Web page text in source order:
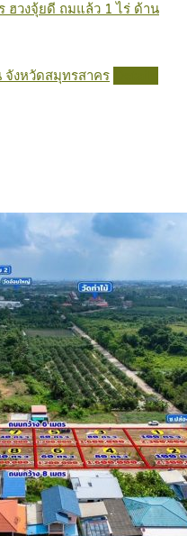
วงจุ้ยดี ถมแล้ว 1 ไร่ ด้าน
จังหวัดสมุทรสาคร